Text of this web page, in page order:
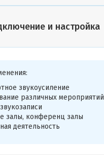
и настройка
звукоусиление
различных мероприятий
залы, конференц залы
деятельность